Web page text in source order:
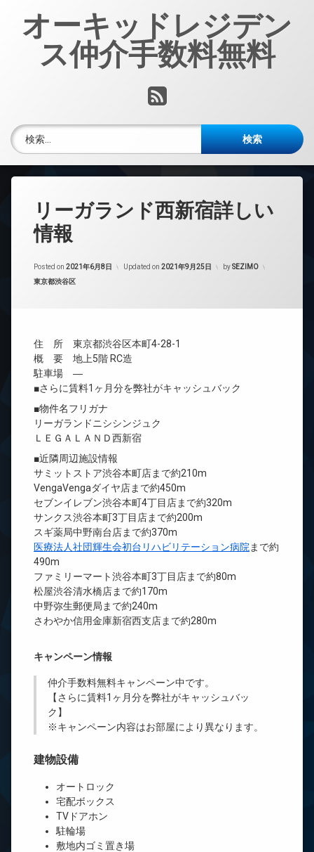
オーキッドレジデン
ス仲介手数料無料
RSS
検索:
リーガランド西新宿詳しい
情報
Posted on 2021年6月8日 Updated on 2021年9月25日 bySEZIMO
カテゴリー:
東京都渋谷区
住 所 東京都渋谷区本町4-28-1
概 要 地上5階 RC造
駐車場 ―
■さらに賃料1ヶ月分を弊社がキャッシュバック
■物件名フリガナ
リーガランドニシシンジュク
ＬＥＧＡＬＡＮＤ西新宿
■近隣周辺施設情報
サミットストア渋谷本町店まで約210m
VengaVengaダイヤ店まで約450m
セブンイレブン渋谷本町4丁目店まで約320m
サンクス渋谷本町3丁目店まで約200m
スギ薬局中野南台店まで約370m
医療法人社団輝生会初台リハビリテーション病院 まで約
490m
ファミリーマート渋谷本町3丁目店まで約80m
松屋渋谷清水橋店まで約170m
中野弥生郵便局まで約240m
さわやか信用金庫新宿西支店まで約280m
キャンペーン情報
仲介手数料無料キャンペーン中です。
【さらに賃料1ヶ月分を弊社がキャッシュバッ
ク】
※キャンペーン内容はお部屋により異なります。
建物設備
オートロック
宅配ボックス
TVドアホン
駐輪場
敷地内ゴミ置き場